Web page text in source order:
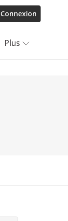
Connexion
Plus